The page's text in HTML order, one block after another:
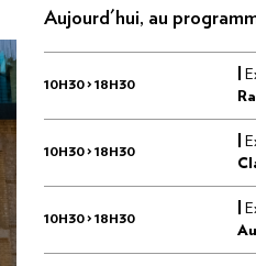
Aujourd'hui, au
10H30 > 18H30
10H30 > 18H30
10H30 > 18H30